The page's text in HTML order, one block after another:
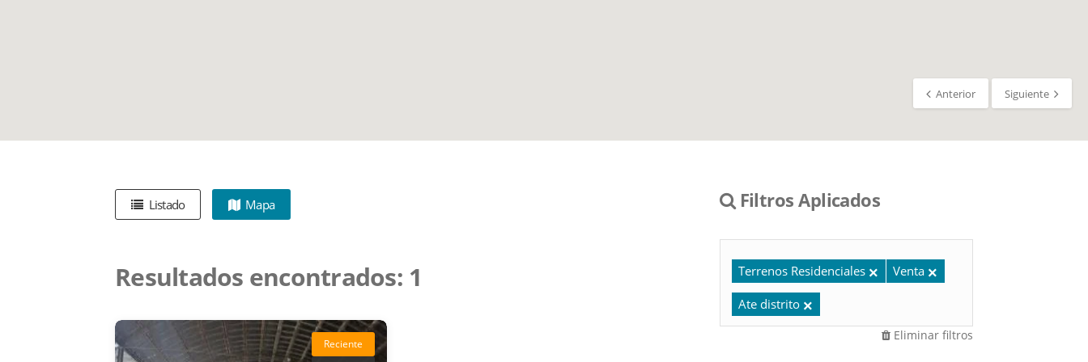
Anterior Siguiente
Listado Mapa
Resultados encontrados: 1
Reciente
Filtros Aplicados
Terrenos Residenciales Venta
Ate distrito
Eliminar filtros